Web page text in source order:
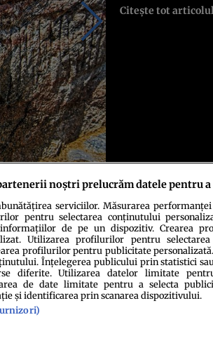
Citește tot
Echipa redacțională
noștri prelucrăm datele pentru
serviciilor. Măsurarea
pentru selectarea conținutului
informațiilor de pe un dispozitiv. Crearea
Utilizarea profilurilor pentru
profilurilor pentru publicitate
Înțelegerea publicului prin statistici
diferite. Utilizarea datelor limitate
de date limitate pentru a selecta
și identificarea prin scanarea dispozitivului.